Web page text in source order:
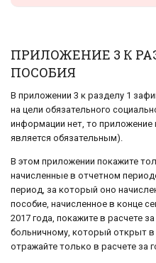
ПРИЛОЖЕНИЕ 3 К
ПОСОБИЯ
В приложении 3 к разделу 1
на цели обязательного
информации нет, то приложение
является обязательным).
В этом приложении покажите
начисленные в отчетном
период, за который оно
пособие, начисленное в конце
2017 года, покажите в расчете
больничному, который открыт в
отражайте только в расчете за